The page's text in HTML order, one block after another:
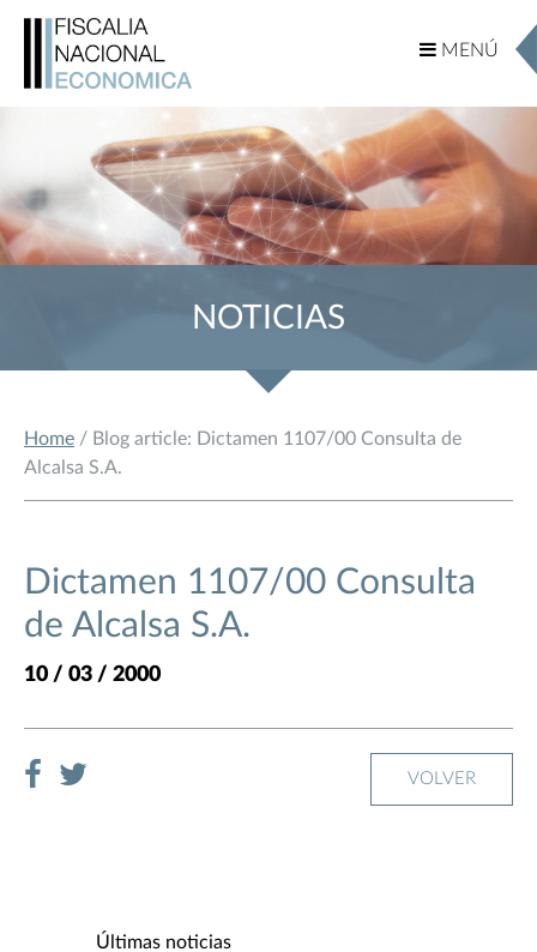
MENÚ
MENÚ
NOTICIAS
Home / Blog article: Dictamen 1107/00 Consulta de
Alcalsa S.A.
Dictamen 1107/00 Consulta
de Alcalsa S.A.
10 / 03 / 2000
VOLVER
Últimas noticias